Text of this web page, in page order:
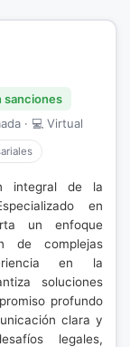
sanciones
· 💻 Virtual
integral de la
en
un enfoque
de complejas
en la
soluciones
profundo
clara y
legales,